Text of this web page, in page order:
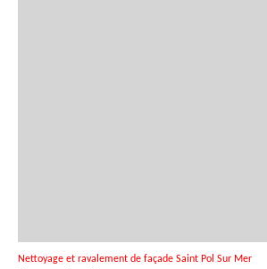
Nettoyage et ravalement de façade Saint Pol Sur Mer